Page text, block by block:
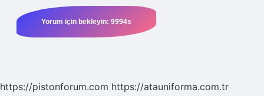
https://pistonforum.com https://atauniforma.com.tr